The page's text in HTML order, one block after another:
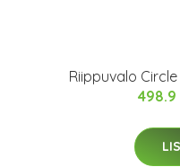
Riippuvalo
498.9